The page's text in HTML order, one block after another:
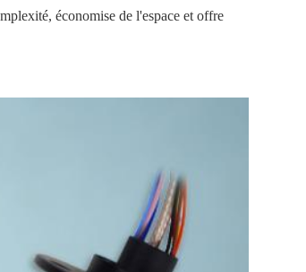
économise de l'espace et offre